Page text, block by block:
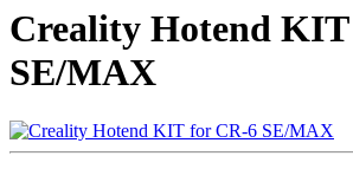
Creality Hotend
SE/MAX